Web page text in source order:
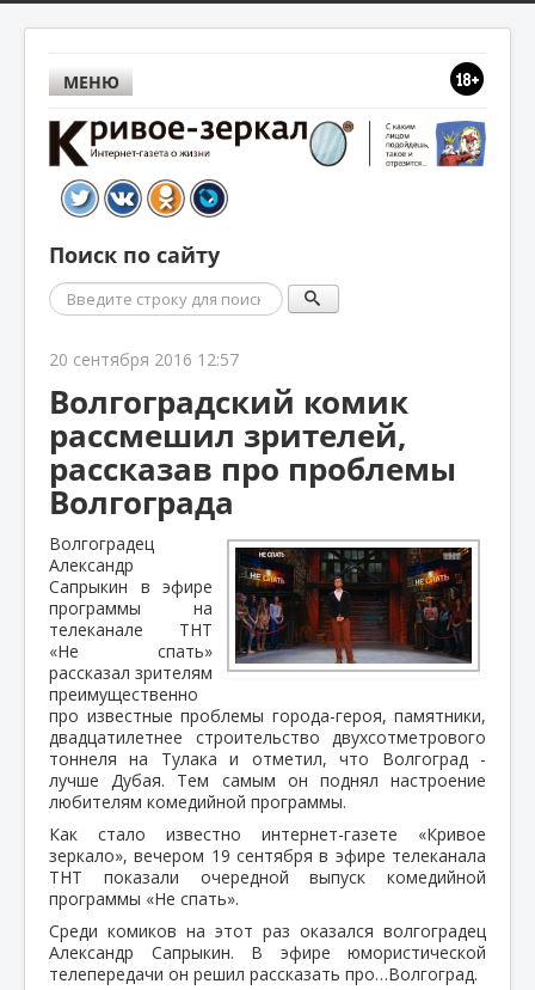
МЕНЮ
Поиск по сайту
Поиск
20 сентября 2016 12:57
Волгоградский комик
рассмешил зрителей,
рассказав про проблемы
Волгограда
Волгоградец
Александр
Сапрыкин в эфире
программы на
телеканале ТНТ
«Не спать»
рассказал зрителям
преимущественно
про известные проблемы города-героя, памятники,
двадцатилетнее строительство двухсотметрового
тоннеля на Тулака и отметил, что Волгоград -
лучше Дубая. Тем самым он поднял настроение
любителям комедийной программы.
Как стало известно интернет-газете «Кривое
зеркало», вечером 19 сентября в эфире телеканала
ТНТ показали очередной выпуск комедийной
программы «Не спать».
Среди комиков на этот раз оказался волгоградец
Александр Сапрыкин. В эфире юмористической
телепередачи он решил рассказать про…Волгоград.